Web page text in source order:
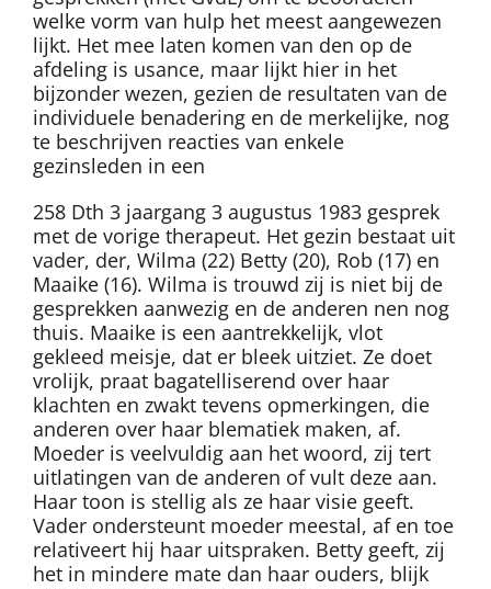
welke vorm van hulp het meest aangewezen
lijkt. Het mee laten komen van den op de
afdeling is usance, maar lijkt hier in het
bijzonder wezen, gezien de resultaten van de
individuele benadering en de merkelijke, nog
te beschrijven reacties van enkele
gezinsleden in een
258 Dth 3 jaargang 3 augustus 1983 gesprek
met de vorige therapeut. Het gezin bestaat uit
vader, der, Wilma (22) Betty (20), Rob (17) en
Maaike (16). Wilma is trouwd zij is niet bij de
gesprekken aanwezig en de anderen nen nog
thuis. Maaike is een aantrekkelijk, vlot
gekleed meisje, dat er bleek uitziet. Ze doet
vrolijk, praat bagatelliserend over haar
klachten en zwakt tevens opmerkingen, die
anderen over haar blematiek maken, af.
Moeder is veelvuldig aan het woord, zij tert
uitlatingen van de anderen of vult deze aan.
Haar toon is stellig als ze haar visie geeft.
Vader ondersteunt moeder meestal, af en toe
relativeert hij haar uitspraken. Betty geeft, zij
het in mindere mate dan haar ouders, blijk